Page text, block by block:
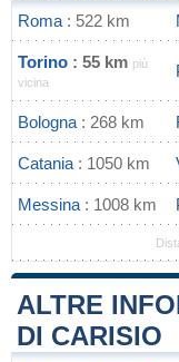
Roma : 522 km
Torino : 55 km più
vicina
Bologna : 268 km
Catania : 1050 km
Messina : 1008 km
ALTRE
DI CARISIO